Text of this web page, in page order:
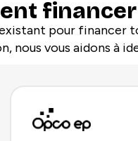
pour
nous vous aidons à